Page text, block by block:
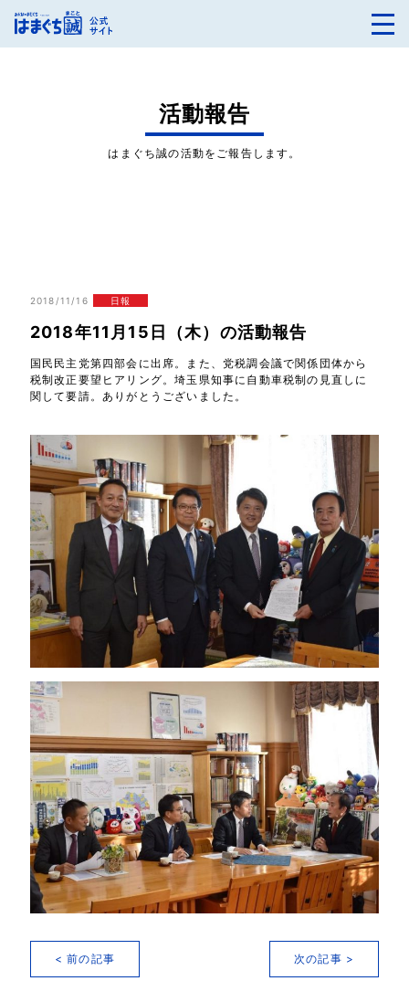
活動報告
はまぐち誠の活動をご報告します。
2018/11/16 日報
2018年11月15日（木）の活動報告
国民民主党第四部会に出席。また、党税調会議で関係団体から
税制改正要望ヒアリング。埼玉県知事に自動車税制の見直しに
関して要請。ありがとうございました。
< 前の記事 次の記事 >